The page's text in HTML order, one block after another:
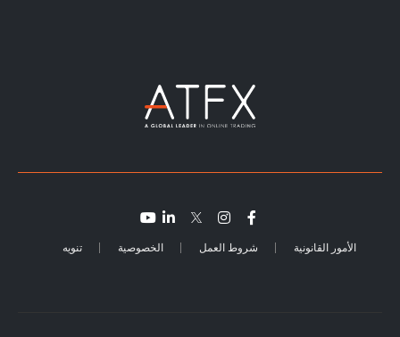
الأمور القانونية شروط العمل الخصوصية تنويه